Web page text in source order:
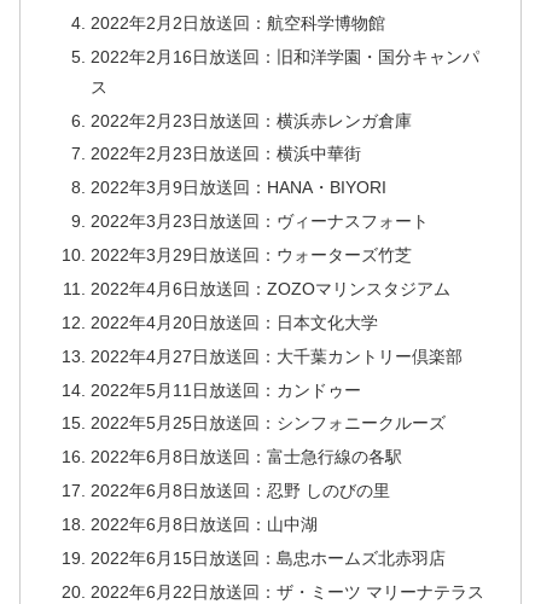
2022年2月2日放送回：航空科学博物館
2022年2月16日放送回：旧和洋学園・国分キャンパ
ス
2022年2月23日放送回：横浜赤レンガ倉庫
2022年2月23日放送回：横浜中華街
2022年3月9日放送回：HANA・BIYORI
2022年3月23日放送回：ヴィーナスフォート
2022年3月29日放送回：ウォーターズ竹芝
2022年4月6日放送回：ZOZOマリンスタジアム
2022年4月20日放送回：日本文化大学
2022年4月27日放送回：大千葉カントリー倶楽部
2022年5月11日放送回：カンドゥー
2022年5月25日放送回：シンフォニークルーズ
2022年6月8日放送回：富士急行線の各駅
2022年6月8日放送回：忍野 しのびの里
2022年6月8日放送回：山中湖
2022年6月15日放送回：島忠ホームズ北赤羽店
2022年6月22日放送回：ザ・ミーツ マリーナテラス